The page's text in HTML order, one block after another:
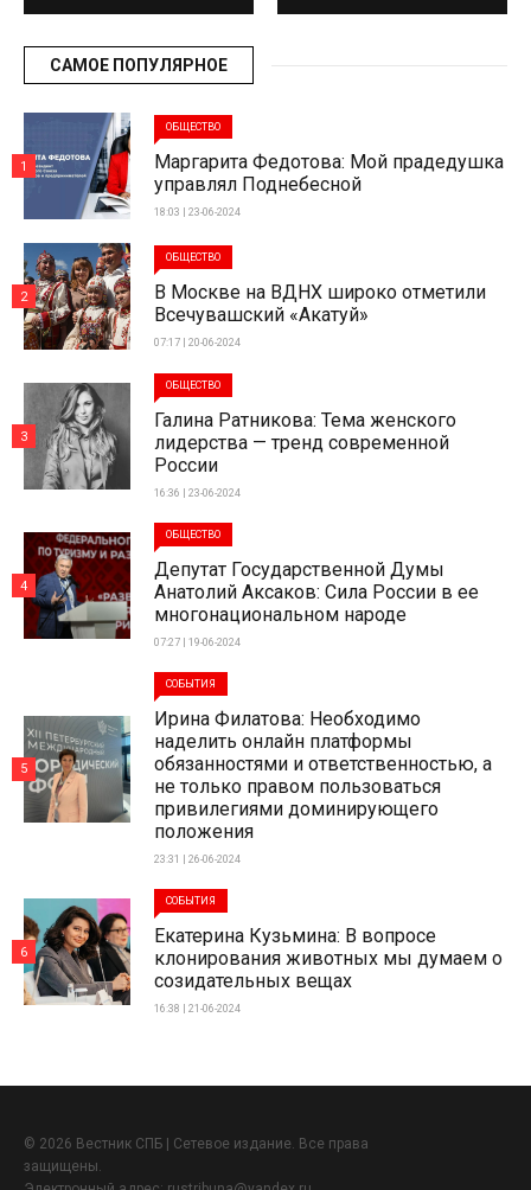
САМОЕ ПОПУЛЯРНОЕ
ОБЩЕСТВО
Маргарита Федотова: Мой прадедушка
управлял Поднебесной
18:03 | 23-06-2024
1
ОБЩЕСТВО
В Москве на ВДНХ широко отметили
Всечувашский «Акатуй»
07:17 | 20-06-2024
2
ОБЩЕСТВО
Галина Ратникова: Тема женского
лидерства — тренд современной
России
16:36 | 23-06-2024
3
ОБЩЕСТВО
Депутат Государственной Думы
Анатолий Аксаков: Сила России в ее
многонациональном народе
07:27 | 19-06-2024
4
СОБЫТИЯ
Ирина Филатова: Необходимо
наделить онлайн платформы
обязанностями и ответственностью, а
не только правом пользоваться
привилегиями доминирующего
положения
23:31 | 26-06-2024
5
СОБЫТИЯ
Екатерина Кузьмина: В вопросе
клонирования животных мы думаем о
созидательных вещах
16:38 | 21-06-2024
6
© 2026 Вестник СПБ | Сетевое издание. Все права
защищены.